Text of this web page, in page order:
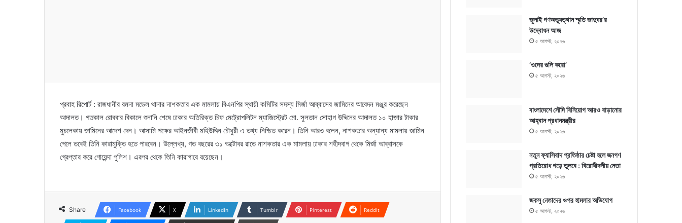
প্রবাহ রিপোর্ট : রাজধানীর রমনা মডেল থানার নাশকতার এক মামলায় বিএনপির স্থায়ী কমিটির সদস্য মির্জা আব্বাসের জামিনের আবেদন মঞ্জুর করেছেন
আদালত। গতকাল রোববার বিকালে শুনানি শেষে ঢাকার অতিরিক্ত চিফ মেট্রোপলিটন ম্যাজিস্ট্রেট মো. সুলতান সোহাগ উদ্দিনের আদালত ১০ হাজার টাকার
মুচলেকায় জামিনের আদেশ দেন। আসামি পক্ষের আইনজীবী মহিউদ্দিন চৌধুরী এ তথ্য নিশ্চিত করেন। তিনি আরও বলেন, নাশকতার অন্যান্য মামলায় জামিন
পেলে তবেই তিনি কারামুক্তি হতে পারবেন। উল্লেখ্য, গত বছরের ৩১ অক্টোবর রাতে নাশকতার এক মামলায় ঢাকার শহীদবাগ থেকে মির্জা আব্বাসকে
গ্রেপ্তার করে গোয়েন্দা পুলিশ। এরপর থেকে তিনি কারাগারে রয়েছেন।
Share Facebook X LinkedIn Tumblr Pinterest Reddit
জুলাই গণঅভ্যুত্থান স্মৃতি জাদুঘর’র
উদ্বোধন আজ
৫ আগস্ট, ২০২৬
‘ওদের গুলি করো’
৫ আগস্ট, ২০২৬
বাংলাদেশে সৌদি বিনিয়োগ আরও বাড়ানোর
আহ্বান প্রধানমন্ত্রীর
৫ আগস্ট, ২০২৬
নতুন ফ্যাসিবাদ প্রতিষ্ঠার চেষ্টা হলে জনগণ
প্রতিরোধ গড়ে তুলবে : বিরোধীদলীয় নেতা
৫ আগস্ট, ২০২৬
জকসু নেতাদের ওপর হামলার অভিযোগ
৫ আগস্ট, ২০২৬